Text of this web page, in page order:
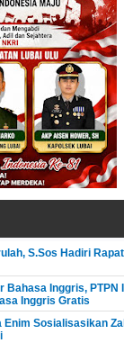
S.Sos Hadiri
Bahasa Inggris, PTPN
Inggris Gratis
Enim Sosialisasikan